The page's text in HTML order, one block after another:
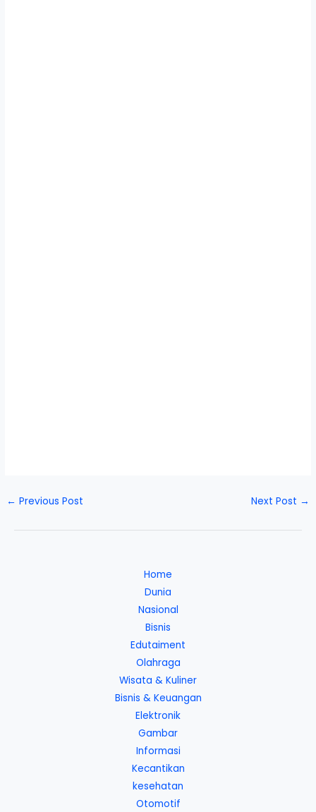
← Previous Post Next Post →
Home
Dunia
Nasional
Bisnis
Edutaiment
Olahraga
Wisata & Kuliner
Bisnis & Keuangan
Elektronik
Gambar
Informasi
Kecantikan
kesehatan
Otomotif